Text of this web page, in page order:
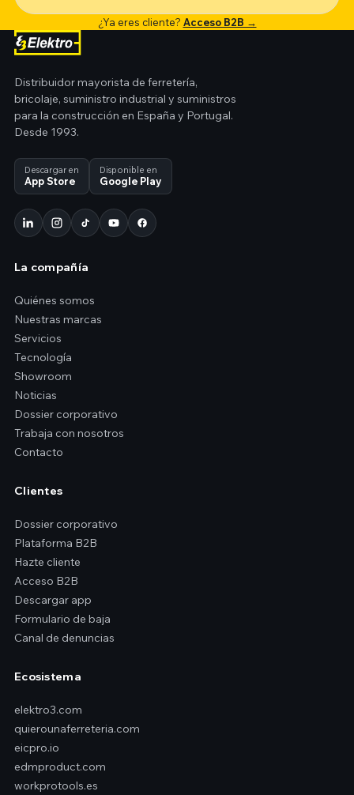
¿Ya eres cliente? Acceso B2B →
Distribuidor mayorista de ferretería,
bricolaje, suministro industrial y suministros
para la construcción en España y Portugal.
Desde 1993.
Descargar en
App Store
Disponible en
Google Play
La compañía
Quiénes somos
Nuestras marcas
Servicios
Tecnología
Showroom
Noticias
Dossier corporativo
Trabaja con nosotros
Contacto
Clientes
Dossier corporativo
Plataforma B2B
Hazte cliente
Acceso B2B
Descargar app
Formulario de baja
Canal de denuncias
Ecosistema
elektro3.com
quierounaferreteria.com
eicpro.io
edmproduct.com
workprotools.es